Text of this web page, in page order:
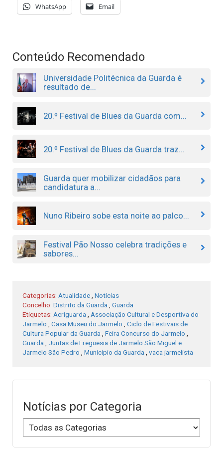
WhatsApp Email
Conteúdo Recomendado
Universidade Politécnica da Guarda é
resultado de...
20.º Festival de Blues da Guarda com...
20.º Festival de Blues da Guarda traz...
Guarda quer mobilizar cidadãos para
candidatura a...
Nuno Ribeiro sobe esta noite ao palco...
Festival Pão Nosso celebra tradições e
sabores...
Categorias: Atualidade Notícias
Concelho: Distrito da Guarda
Guarda
Etiquetas: Acriguarda
Associação Cultural e Desportiva do
Jarmelo
Casa Museu do Jarmelo
Ciclo de Festivais de
Cultura Popular da Guarda
Feira Concurso do Jarmelo
Guarda
Juntas de Freguesia de Jarmelo São Miguel e
Jarmelo São Pedro
Município da Guarda vaca jarmelista
Notícias por Categoria